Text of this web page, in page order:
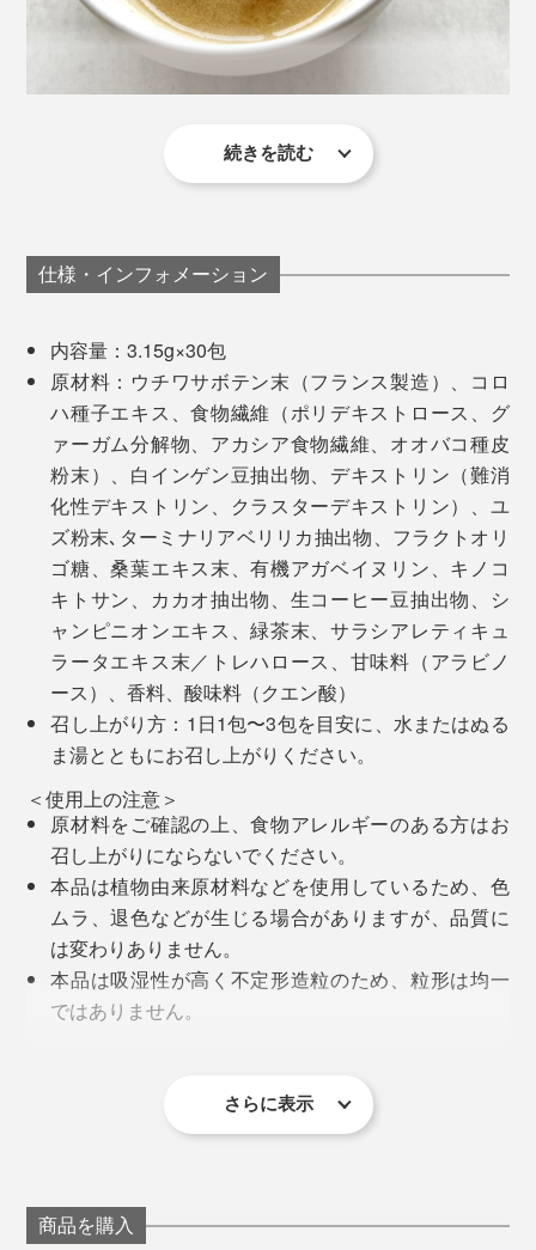
事の味を邪魔しないのも、続けやすいポイントです。
食べてみると、めかぶやモロヘイヤのような、自然なと
もちろん、器の中とお腹の中は同じではありません。そ
と、開発の意図が腑に落ちました。
ちなみに、私は1日2包を3週間ほど続けてみました。飲
み始めは少しお腹が張るような感覚がありましたが、数
日で気にならなくなり、今ではお腹の調子もすっきり。
体重や体脂肪率が変化するにはまだ時間がかかりそうで
すが、何種類もの食物繊維がお腹のなかで働いてくれて
いると思うと、食事がさらにおいしいです（笑）
※あくまで筆者個人の感想です。感じ方には個人差があります。
続きを読む
仕様・インフォメーション
内容量：3.15g×30包
原材料：ウチワサボテン末（フランス製造）、コロ
ハ種子エキス、食物繊維（ポリデキストロース、グ
ァーガム分解物、アカシア食物繊維、オオバコ種皮
粉末）、白インゲン豆抽出物、デキストリン（難消
化性デキストリン、クラスターデキストリン）、ユ
ズ粉末､ターミナリアベリリカ抽出物、フラクトオリ
ゴ糖、桑葉エキス末、有機アガベイヌリン、キノコ
キトサン、カカオ抽出物、生コーヒー豆抽出物、シ
ャンピニオンエキス、緑茶末、サラシアレティキュ
ラータエキス末／トレハロース、甘味料（アラビノ
ース）、香料、酸味料（クエン酸）
召し上がり方：1日1包〜3包を目安に、水またはぬる
ま湯とともにお召し上がりください。
＜使用上の注意＞
原材料をご確認の上、食物アレルギーのある方はお
召し上がりにならないでください。
本品は植物由来原材料などを使用しているため、色
ムラ、退色などが生じる場合がありますが、品質に
は変わりありません。
本品は吸湿性が高く不定形造粒のため、粒形は均一
ではありません。
妊娠中、授乳期の方、小児のご利用はお控えくださ
1日の摂取目安量を基準に過剰摂取にならないようご
さらに表示
商品を購入